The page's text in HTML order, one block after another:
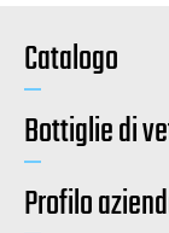
Catalogo
Bottiglie di
Profilo